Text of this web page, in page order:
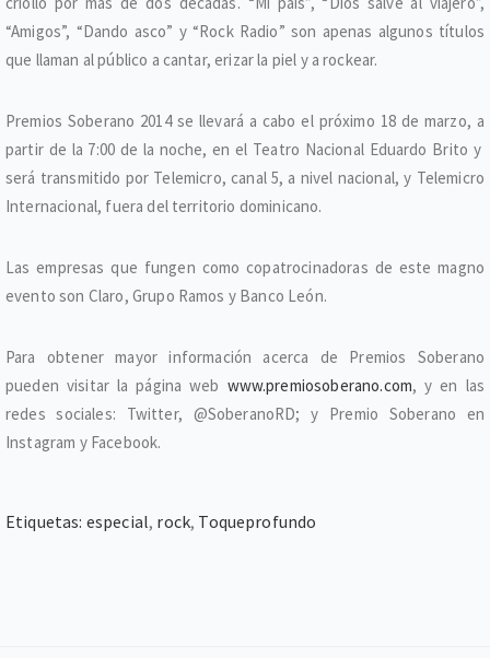
“Amigos”, “Dando asco” y “Rock Radio” son apenas algunos títulos
que llaman al público a cantar, erizar la piel y a rockear.
Premios Soberano 2014 se llevará a cabo el próximo 18 de marzo, a
partir de la 7:00 de la noche, en el Teatro Nacional Eduardo Brito y
será transmitido por Telemicro, canal 5, a nivel nacional, y Telemicro
Internacional, fuera del territorio dominicano.
Las empresas que fungen como copatrocinadoras de este magno
evento son Claro, Grupo Ramos y Banco León.
Para obtener mayor información acerca de Premios Soberano
pueden visitar la página web www.premiosoberano.com, y en las
redes sociales: Twitter, @SoberanoRD; y Premio Soberano en
Instagram y Facebook.
Etiquetas: especial, rock, Toqueprofundo